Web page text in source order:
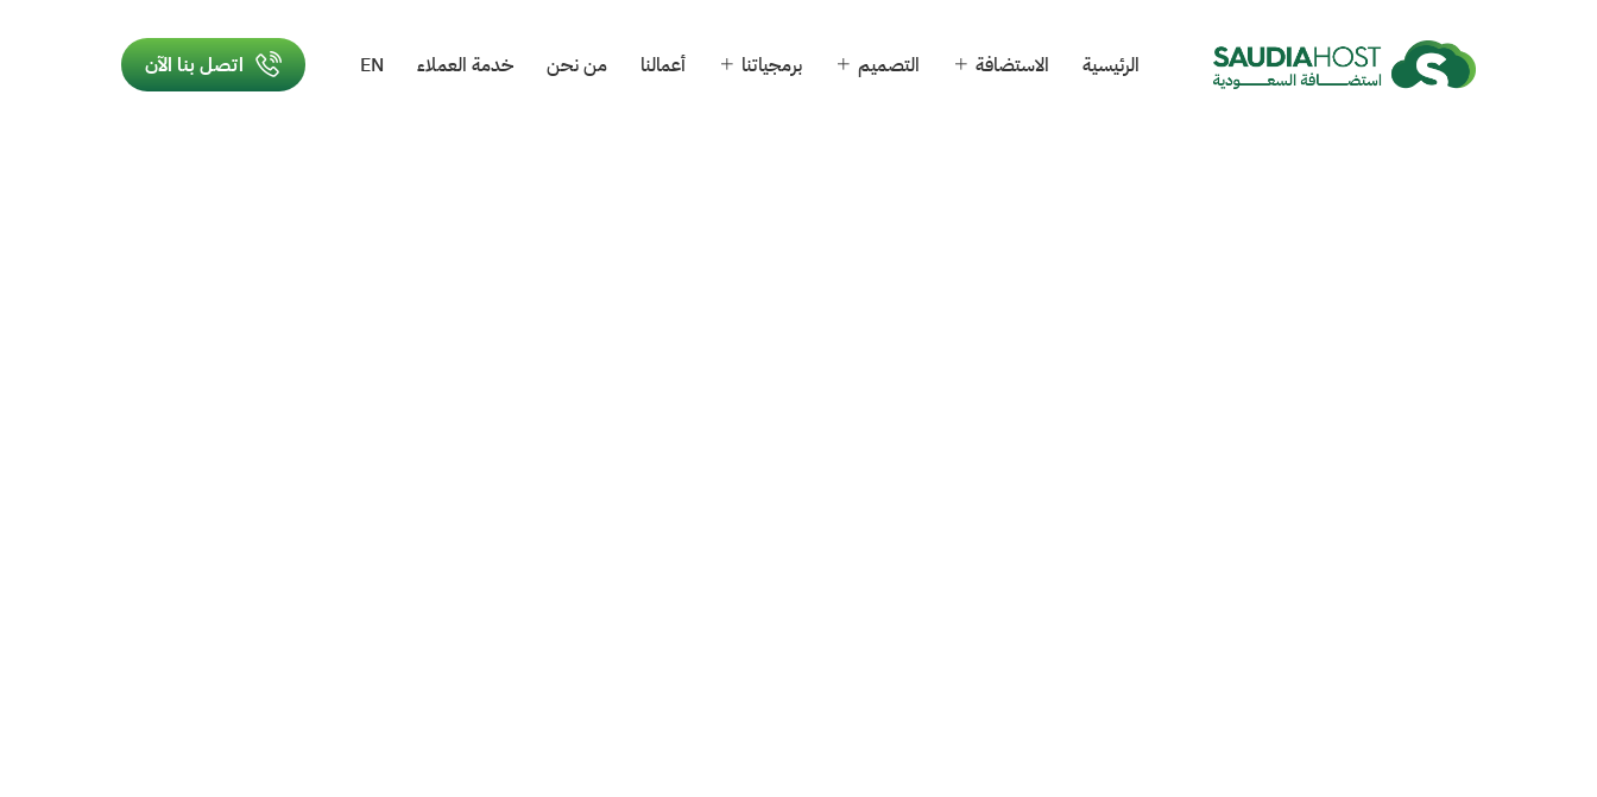
الرئيسية الاستضافة التصميم برمجياتنا أعمالنا من نحن خدمة العملاء EN اتصل بنا الآن